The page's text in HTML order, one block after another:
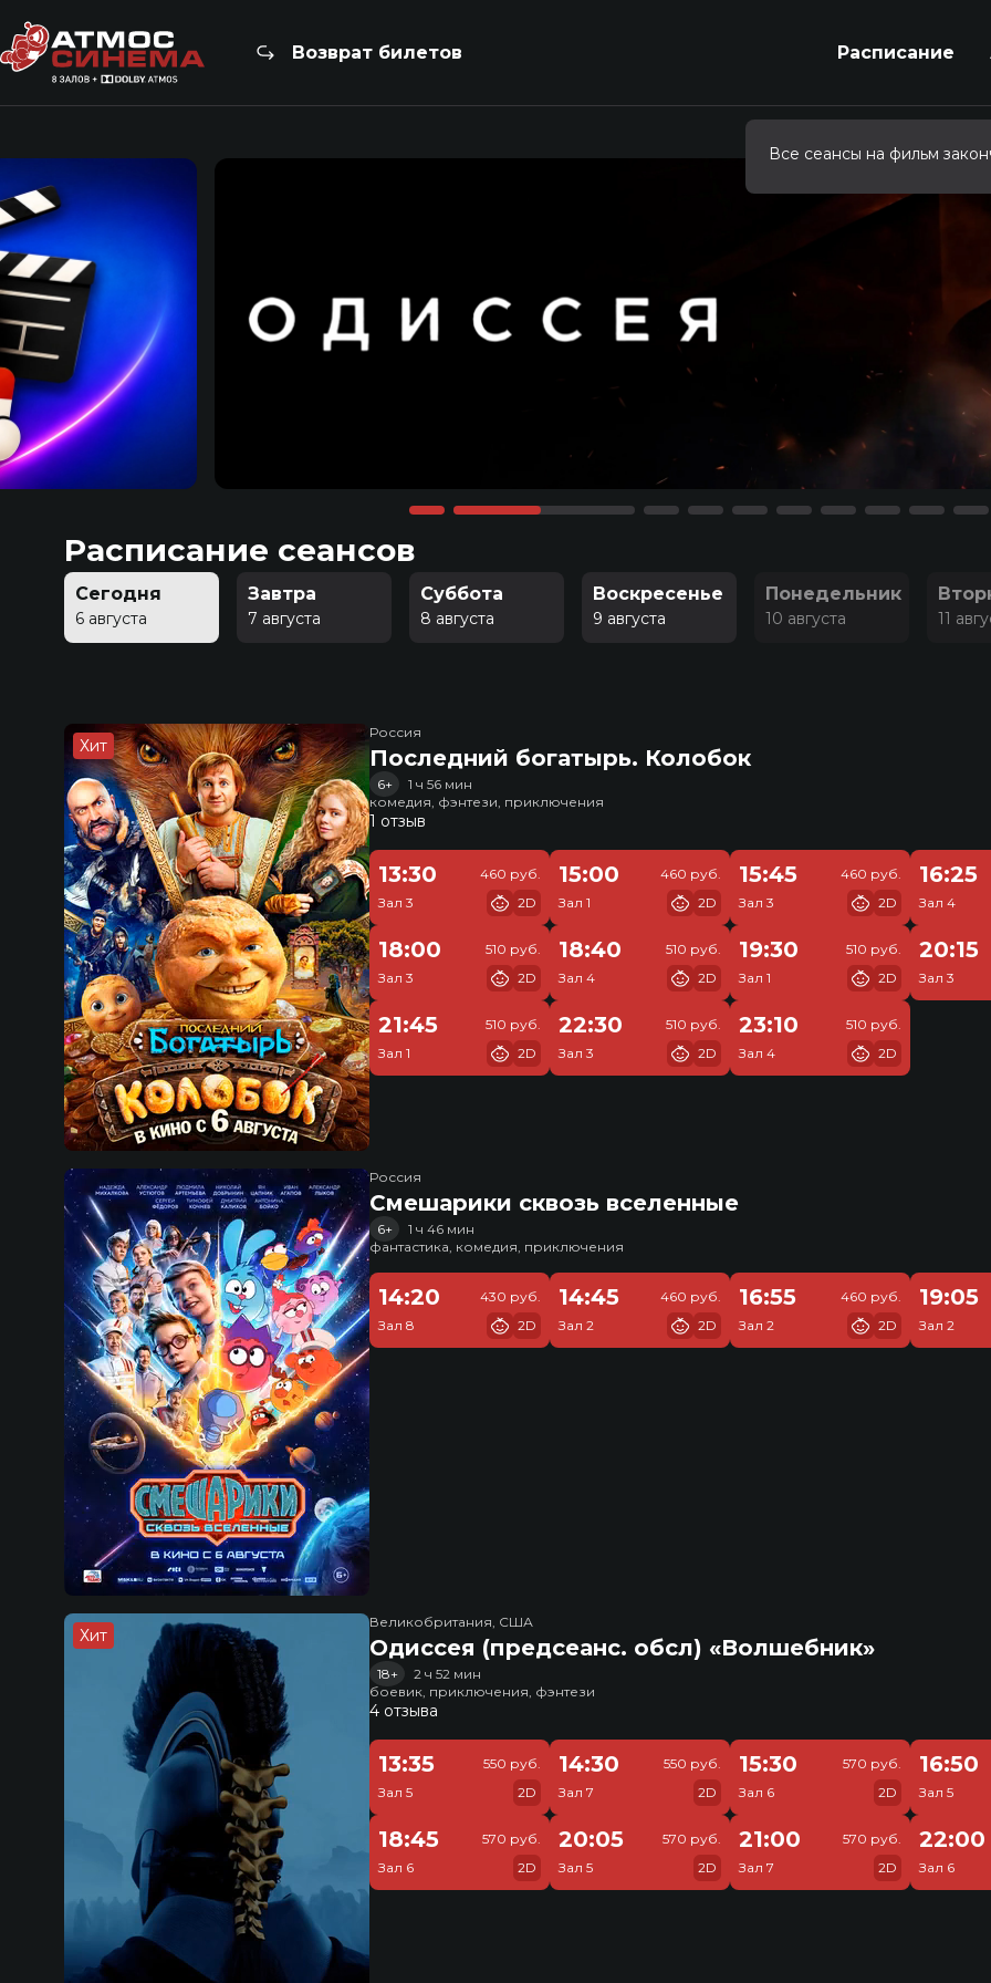
Возврат билетов Расписание
Расписание сеансов
Сегодня
6 августа
Завтра
7 августа
Суббота
8 августа
Воскресенье
9 августа
Понедельник
10 августа 11
Хит
Россия
Последний богатырь. Колобок
6+
1 ч 56 мин
комедия, фэнтези, приключения
1 отзыв
13:30
Зал 3
460 руб.
2D
15:00
Зал 1
460 руб.
2D
15:45
Зал 3
460 руб.
2D
16:25
Зал 4
18:00
Зал 3
510 руб.
2D
18:40
Зал 4
510 руб.
2D
19:30
Зал 1
510 руб.
2D
20:15
Зал 3
21:45
Зал 1
510 руб.
2D
22:30
Зал 3
510 руб.
2D
23:10
Зал 4
510 руб.
2D
Россия
Смешарики сквозь вселенные
6+
1 ч 46 мин
фантастика, комедия, приключения
14:20
Зал 8
430 руб.
2D
14:45
Зал 2
460 руб.
2D
16:55
Зал 2
460 руб.
2D
19:05
Зал 2
Хит
Великобритания, США
Одиссея (предсеанс. обсл) «Волшебник»
18+
2 ч 52 мин
боевик, приключения, фэнтези
4 отзыва
13:35
Зал 5
550 руб.
2D
14:30
Зал 7
550 руб.
2D
15:30
Зал 6
570 руб.
2D
16:50
Зал 5
18:45
Зал 6
570 руб.
2D
20:05
Зал 5
570 руб.
2D
21:00
Зал 7
570 руб.
2D
22:00
Зал 6